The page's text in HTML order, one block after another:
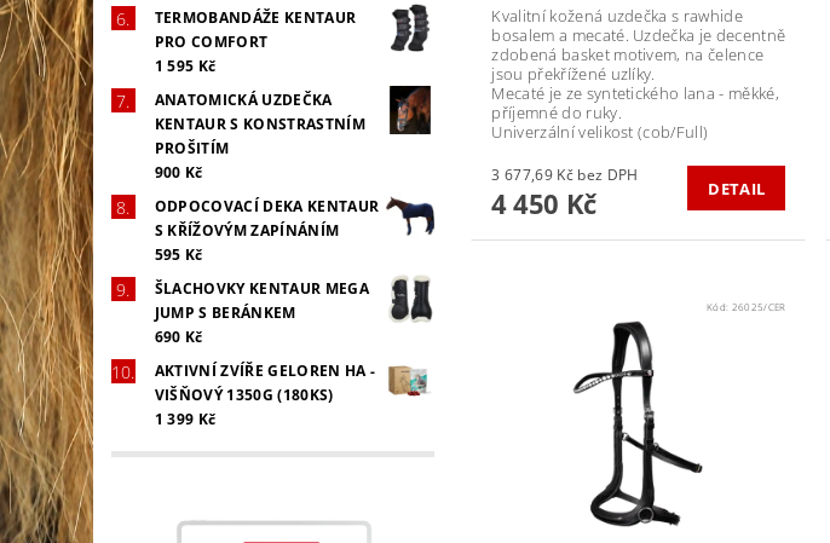
TERMOBANDÁŽE KENTAUR
PRO COMFORT
1 595 Kč
ANATOMICKÁ UZDEČKA
KENTAUR S KONSTRASTNÍM
PROŠITÍM
900 Kč
ODPOCOVACÍ DEKA KENTAUR
S KŘÍŽOVÝM ZAPÍNÁNÍM
595 Kč
ŠLACHOVKY KENTAUR MEGA
JUMP S BERÁNKEM
690 Kč
AKTIVNÍ ZVÍŘE GELOREN HA -
VIŠŇOVÝ 1350G (180KS)
1 399 Kč
Kvalitní kožená uzdečka s rawhide
bosalem a mecaté. Uzdečka je decentně
zdobená basket motivem, na čelence
jsou překřížené uzlíky.
Mecaté je ze syntetického lana - měkké,
příjemné do ruky.
Univerzální velikost (cob/Full)
3 677,69 Kč bez DPH
4 450 Kč DETAIL
Kód: 26025/CER